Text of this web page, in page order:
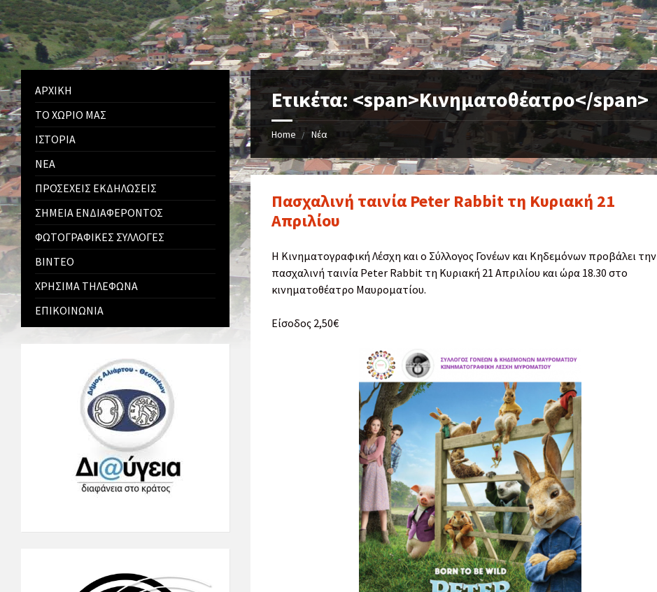
Ετικέτα: <span>Κινηματοθέατρο</span>
Home Νέα
Πασχαλινή ταινία Peter Rabbit τη Κυριακή 21
Απριλίου
Η Κινηματογραφική Λέσχη και ο Σύλλογος Γονέων και Κηδεμόνων προβάλει την
πασχαλινή ταινία Peter Rabbit τη Κυριακή 21 Απριλίου και ώρα 18.30 στο
κινηματοθέατρο Μαυροματίου.
Είσοδος 2,50€
ΑΡΧΙΚΉ
ΤΟ ΧΩΡΙΌ ΜΑΣ
ΙΣΤΟΡΊΑ
ΝΈΑ
ΠΡΟΣΕΧΕΊΣ ΕΚΔΗΛΏΣΕΙΣ
ΣΗΜΕΊΑ ΕΝΔΙΑΦΈΡΟΝΤΟΣ
ΦΩΤΟΓΡΑΦΙΚΈΣ ΣΥΛΛΟΓΈΣ
ΒΊΝΤΕΟ
ΧΡΉΣΙΜΑ ΤΗΛΈΦΩΝΑ
ΕΠΙΚΟΙΝΩΝΊΑ